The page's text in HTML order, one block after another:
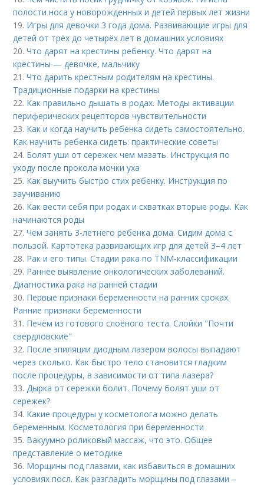
полости носа у новорожденных и детей первых лет жизни
19. Игры для девочки 3 года дома. Развивающие игры для
детей от трёх до четырёх лет в домашних условиях
20.Что дарят на крестины ребенку. Что дарят на
крестины — девочке, мальчику
21.Что дарить крестным родителям на крестины.
Традиционные подарки на крестины
22. Как правильно дышать в родах. Методы активации
периферических рецепторов чувствительности
23. Как и когда научить ребенка сидеть самостоятельно.
Как научить ребенка сидеть: практические советы
24. Болят уши от сережек чем мазать. Инструкция по
уходу после прокола мочки уха
25. Как выучить быстро стих ребенку. Инструкция по
заучиванию
26. Как вести себя при родах и схватках вторые роды. Как
начинаются роды
27.Чем занять 3-летнего ребенка дома. Сидим дома с
пользой. Картотека развивающих игр для детей 3–4 лет
28. Рак и его типы. Стадии рака по TNM-классификации
29. Раннее выявление онкологических заболеваний.
Диагностика рака на ранней стадии
30. Первые признаки беременности на ранних сроках.
Ранние признаки беременности
31. Печём из готового слоёного теста. Слойки "Почти
свердловские"
32. После эпиляции диодным лазером волосы выпадают
через сколько. Как быстро тело становится гладким
после процедуры, в зависимости от типа лазера?
33.Дырка от сережки болит. Почему болят уши от
сережек?
34. Какие процедуры у косметолога можно делать
беременным. Косметология при беременности
35. Вакуумно роликовый массаж, что это. Общее
представление о методике
36. Морщины под глазами, как избавиться в домашних
условиях посл. Как разгладить морщины под глазами –